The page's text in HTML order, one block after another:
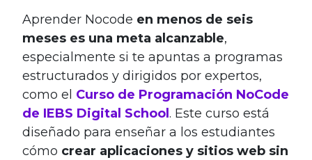
Aprender Nocode en menos de seis
meses es una meta alcanzable,
especialmente si te apuntas a programas
estructurados y dirigidos por expertos,
como el Curso de Programación NoCode
de IEBS Digital School . Este curso está
diseñado para enseñar a los estudiantes
cómo crear aplicaciones y sitios web sin